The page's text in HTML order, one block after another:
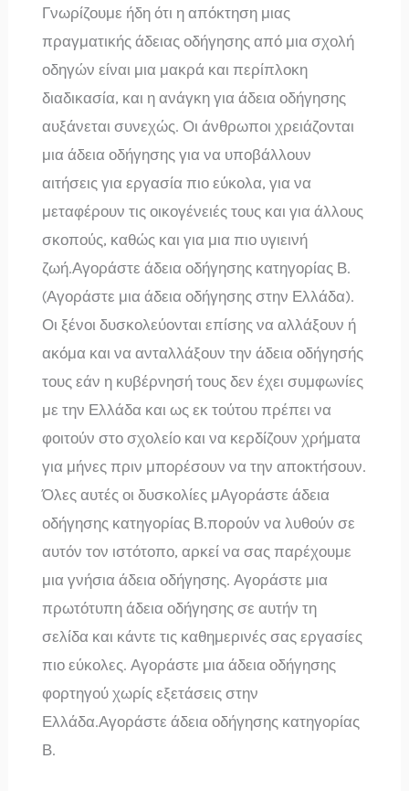
Γνωρίζουμε ήδη ότι η απόκτηση μιας
πραγματικής άδειας οδήγησης από μια σχολή
οδηγών είναι μια μακρά και περίπλοκη
διαδικασία, και η ανάγκη για άδεια οδήγησης
αυξάνεται συνεχώς. Οι άνθρωποι χρειάζονται
μια άδεια οδήγησης για να υποβάλλουν
αιτήσεις για εργασία πιο εύκολα, για να
μεταφέρουν τις οικογένειές τους και για άλλους
σκοπούς, καθώς και για μια πιο υγιεινή
ζωή.Αγοράστε άδεια οδήγησης κατηγορίας Β.
(Αγοράστε μια άδεια οδήγησης στην Ελλάδα).
Οι ξένοι δυσκολεύονται επίσης να αλλάξουν ή
ακόμα και να ανταλλάξουν την άδεια οδήγησής
τους εάν η κυβέρνησή τους δεν έχει συμφωνίες
με την Ελλάδα και ως εκ τούτου πρέπει να
φοιτούν στο σχολείο και να κερδίζουν χρήματα
για μήνες πριν μπορέσουν να την αποκτήσουν.
Όλες αυτές οι δυσκολίες μΑγοράστε άδεια
οδήγησης κατηγορίας Β.πορούν να λυθούν σε
αυτόν τον ιστότοπο, αρκεί να σας παρέχουμε
μια γνήσια άδεια οδήγησης. Αγοράστε μια
πρωτότυπη άδεια οδήγησης σε αυτήν τη
σελίδα και κάντε τις καθημερινές σας εργασίες
πιο εύκολες. Αγοράστε μια άδεια οδήγησης
φορτηγού χωρίς εξετάσεις στην
Ελλάδα.Αγοράστε άδεια οδήγησης κατηγορίας
Β.